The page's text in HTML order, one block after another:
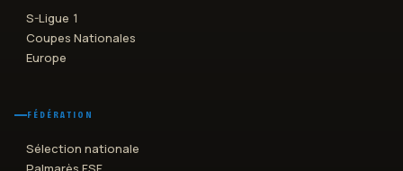
S-Ligue 1
Coupes Nationales
Europe
FÉDÉRATION
Sélection nationale